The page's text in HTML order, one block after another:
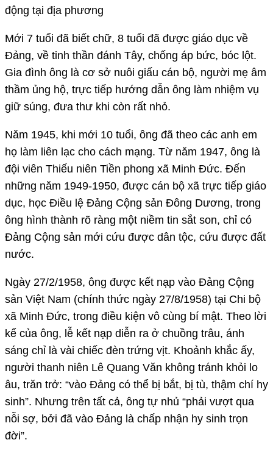
động tại địa phương
Mới 7 tuổi đã biết chữ, 8 tuổi đã được giáo dục về
Đảng, về tinh thần đánh Tây, chống áp bức, bóc lột.
Gia đình ông là cơ sở nuôi giấu cán bộ, người mẹ âm
thầm ủng hộ, trực tiếp hướng dẫn ông làm nhiệm vụ
giữ súng, đưa thư khi còn rất nhỏ.
Năm 1945, khi mới 10 tuổi, ông đã theo các anh em
họ làm liên lạc cho cách mạng. Từ năm 1947, ông là
đội viên Thiếu niên Tiền phong xã Minh Đức. Đến
những năm 1949-1950, được cán bộ xã trực tiếp giáo
dục, học Điều lệ Đảng Cộng sản Đông Dương, trong
ông hình thành rõ ràng một niềm tin sắt son, chỉ có
Đảng Cộng sản mới cứu được dân tộc, cứu được đất
nước.
Ngày 27/2/1958, ông được kết nạp vào Đảng Cộng
sản Việt Nam (chính thức ngày 27/8/1958) tại Chi bộ
xã Minh Đức, trong điều kiện vô cùng bí mật. Theo lời
kể của ông, lễ kết nạp diễn ra ở chuồng trâu, ánh
sáng chỉ là vài chiếc đèn trứng vịt. Khoảnh khắc ấy,
người thanh niên Lê Quang Văn không tránh khỏi lo
âu, trăn trở: “vào Đảng có thể bị bắt, bị tù, thậm chí hy
sinh”. Nhưng trên tất cả, ông tự nhủ “phải vượt qua
nỗi sợ, bởi đã vào Đảng là chấp nhận hy sinh trọn
đời”.